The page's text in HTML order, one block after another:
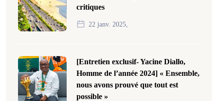
critiques
22 janv. 2025,
[Entretien exclusif- Yacine Diallo,
Homme de l’année 2024] « Ensemble,
nous avons prouvé que tout est
possible »